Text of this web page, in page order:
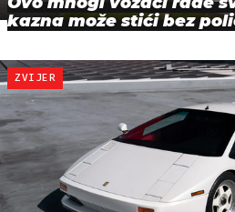
kazna može stići bez
ZVIJER